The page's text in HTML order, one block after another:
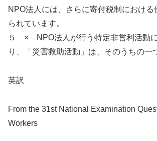
NPO法人には、さらに寄付税制における
られています。
５ × NPO法人が行う特定非営利活動
り、「災害救助活動」は、そのうちの一
英訳
From the 31st National Examination
Workers